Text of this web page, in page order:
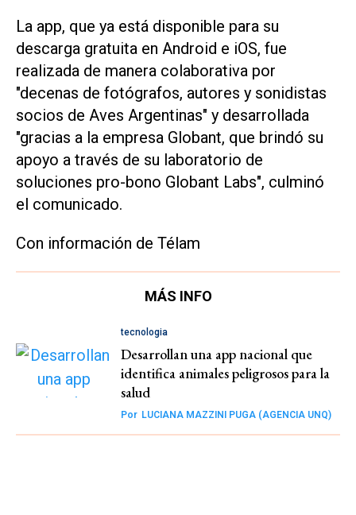
La app, que ya está disponible para su
descarga gratuita en Android e iOS, fue
realizada de manera colaborativa por
"decenas de fotógrafos, autores y sonidistas
socios de Aves Argentinas" y desarrollada
"gracias a la empresa Globant, que brindó su
apoyo a través de su laboratorio de
soluciones pro-bono Globant Labs", culminó
el comunicado.
Con información de Télam
MÁS INFO
tecnologia
Desarrollan una app nacional que
identifica animales peligrosos para la
salud
Por LUCIANA MAZZINI PUGA (AGENCIA UNQ)